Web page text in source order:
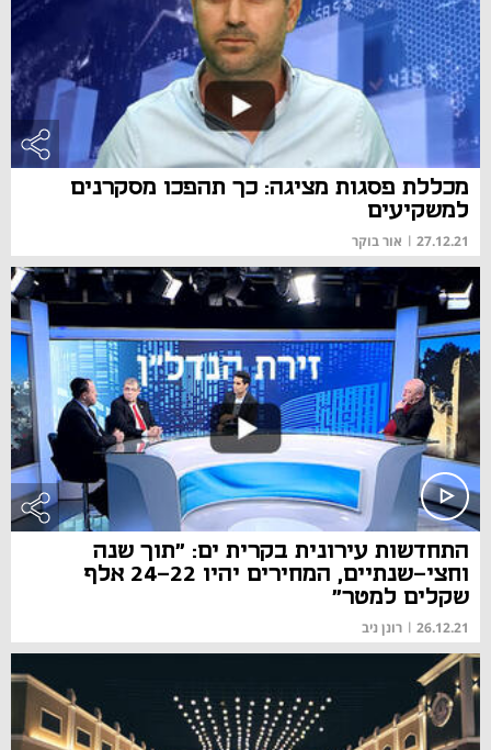
מכללת פסגות מציגה: כך תהפכו מסקרנים
למשקיעים
27.12.21
| אור בוקר
התחדשות עירונית בקרית ים: "תוך שנה
וחצי-שנתיים, המחירים יהיו 24-22 אלף
שקלים למטר"
26.12.21
| רונן ניב